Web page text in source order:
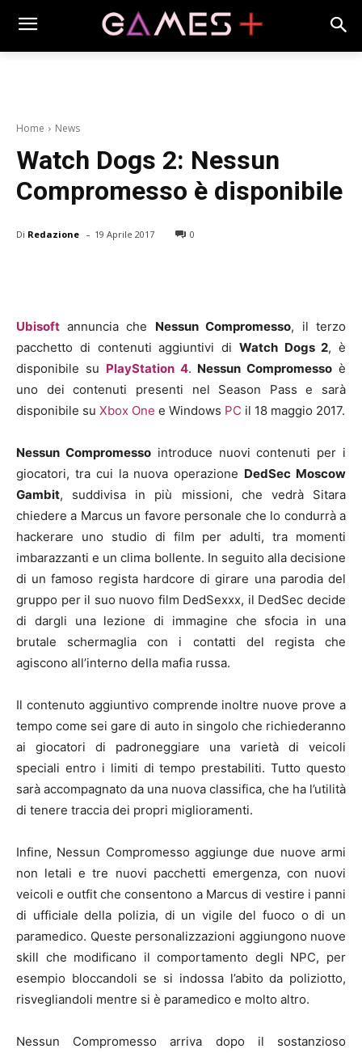
Home News
Watch Dogs 2: Nessun
Compromesso è disponibile
Di Redazione - 19 Aprile 2017 0
Ubisoft annuncia che Nessun Compromesso, il terzo
pacchetto di contenuti aggiuntivi di Watch Dogs 2, è
disponibile su PlayStation 4. Nessun Compromesso è
uno dei contenuti presenti nel Season Pass e sarà
disponibile su Xbox One e Windows PC il 18 maggio 2017.
Nessun Compromessointroduce nuovi contenuti per i
giocatori, tra cui la nuova operazione DedSec Moscow
Gambit, suddivisa in più missioni, che vedrà Sitara
chiedere a Marcus un favore personale che lo condurrà a
hackerare uno studio di film per adulti, tra momenti
imbarazzanti e un clima bollente. In seguito alla decisione
di un famoso regista hardcore di girare una parodia del
gruppo per il suo nuovo film DedSexxx, il DedSec decide
di dargli una lezione di immagine che sfocia in una
brutale schermaglia con i contatti del regista che
agiscono all’interno della mafia russa.
Il contenuto aggiuntivo comprende inoltre nuove prove a
tempo come sei gare di auto in singolo che richiederanno
ai giocatori di padroneggiare una varietà di veicoli
speciali entro i limiti di tempo prestabiliti. Tutto questo
sarà accompagnato da una nuova classifica, che ha l’utilità
di tenere traccia dei propri miglioramenti.
Infine, Nessun Compromesso aggiunge due nuove armi
non letali e tre nuovi pacchetti emergenza, con nuovi
veicoli e outfit che consentono a Marcus di vestire i panni
di ufficiale della polizia, di un vigile del fuoco o di un
paramedico. Queste personalizzazioni aggiungono nuove
skill che modificano il comportamento degli NPC, per
esempio bloccandoli se si indossa l’abito da poliziotto,
risvegliandoli mentre si è paramedico e molto altro.
Nessun Compromesso arriva dopo il sostanzioso